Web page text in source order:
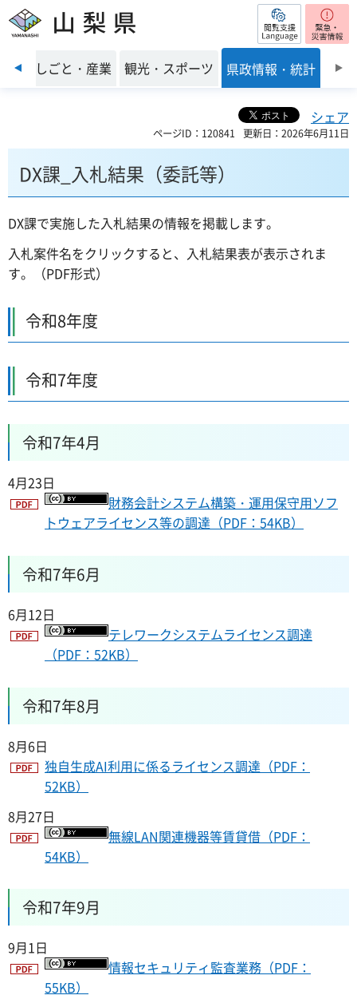
山梨県 閲覧支援
前のスライドを表示
境 しごと・産業 観光・スポーツ 県政情報・統計
シェア
ページID：120841 更新日：2026年6月11日
DX課_入札結果（委託等）
DX課で実施した入札結果の情報を掲載します。
入札案件名をクリックすると、入札結果表が表示されま
す。（PDF形式）
令和8年度
令和7年度
令和7年4月
4月23日
財務会計システム構築・運用保守用ソフ
トウェアライセンス等の調達（PDF：54KB）
令和7年6月
6月12日
テレワークシステムライセンス調達
（PDF：52KB）
令和7年8月
8月6日
独自生成AI利用に係るライセンス調達（PDF：
52KB）
8月27日
無線LAN関連機器等賃貸借（PDF：
54KB）
令和7年9月
9月1日
情報セキュリティ監査業務（PDF：
55KB）